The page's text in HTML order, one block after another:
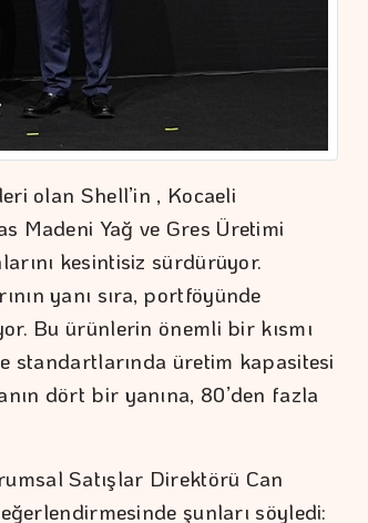
olan Shell’in , Kocaeli
Madeni Yağ ve Gres Üretimi
kesintisiz sürdürüyor.
yanı sıra, portföyünde
Bu ürünlerin önemli bir kısmı
standartlarında üretim kapasitesi
dört bir yanına, 80’den fazla
Satışlar Direktörü Can
şunları söyledi: